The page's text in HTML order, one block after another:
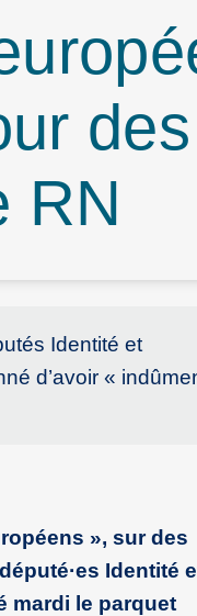
RN
Identité et
d’avoir «
», sur des
·es Identité
mardi le parquet